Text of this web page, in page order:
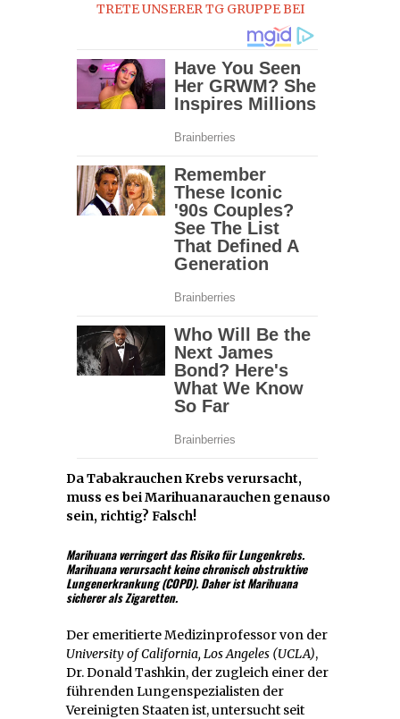
TRETE UNSERER TG GRUPPE BEI
Da Tabakrauchen Krebs verursacht,
muss es bei Marihuanarauchen genauso
sein, richtig? Falsch!
Marihuana verringert das Risiko für Lungenkrebs.
Marihuana verursacht keine chronisch obstruktive
Lungenerkrankung (COPD). Daher ist Marihuana
sicherer als Zigaretten.
Der emeritierte Medizinprofessor von der
University of California, Los Angeles (UCLA),
Dr. Donald Tashkin, der zugleich einer der
führenden Lungenspezialisten der
Vereinigten Staaten ist, untersucht seit